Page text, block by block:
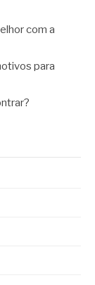
com a
para